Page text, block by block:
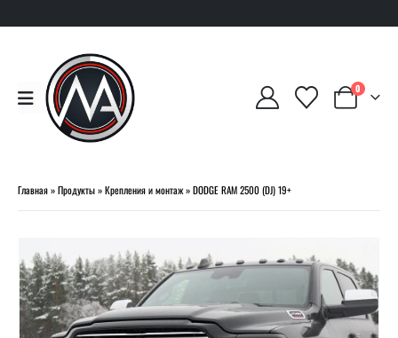
0
Главная»Продукты»Крепления и монтаж»DODGE RAM 2500 (DJ) 19+